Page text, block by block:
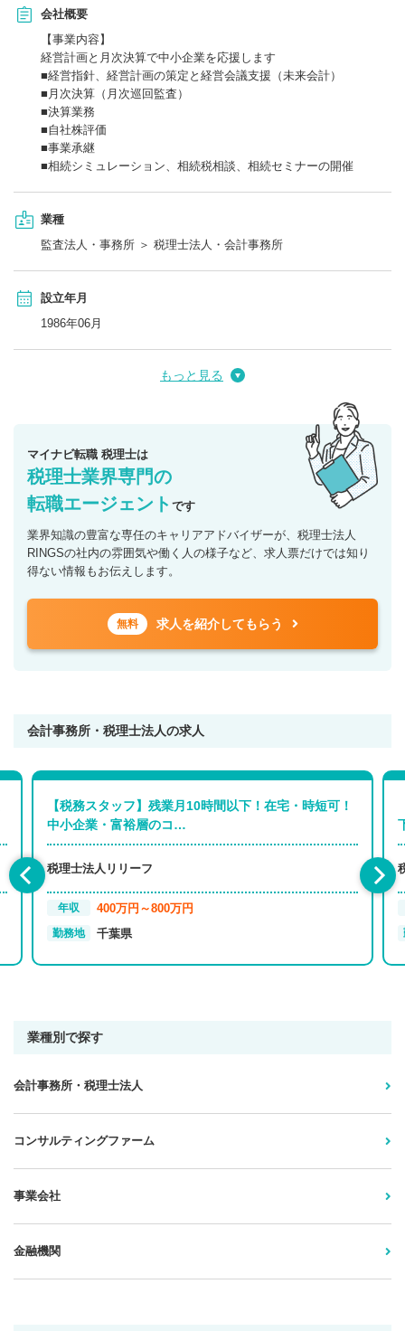
会社概要
【事業内容】
経営計画と月次決算で中小企業を応援します
■経営指針、経営計画の策定と経営会議支援（未来会計）
■月次決算（月次巡回監査）
■決算業務
■自社株評価
■事業承継
■相続シミュレーション、相続税相談、相続セミナーの開催
業種
監査法人・事務所 ＞ 税理士法人・会計事務所
設立年月
1986年06月
もっと見る
マイナビ転職 税理士は
税理士業界専門の
転職エージェント です
業界知識の豊富な専任のキャリアアドバイザーが、税理士法人
RINGSの社内の雰囲気や働く人の様子など、求人票だけでは知り
得ない情報もお伝えします。
無料 求人を紹介してもらう
会計事務所・税理士法人の求人
【税務スタッフ】残業月10時間以下！在宅・時短可！
中小企業・富裕層のコ…
税理士法人リリーフ
年収 400万円～800万円
勤務地 千葉県
業種別で探す
会計事務所・税理士法人
コンサルティングファーム
事業会社
金融機関